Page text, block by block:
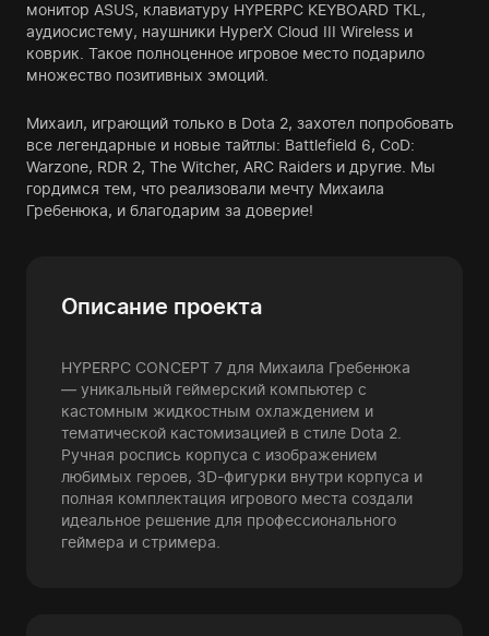
монитор ASUS, клавиатуру HYPERPC KEYBOARD TKL,
аудиосистему, наушники HyperX Cloud III Wireless и
коврик. Такое полноценное игровое место подарило
множество позитивных эмоций.
Михаил, играющий только в Dota 2, захотел попробовать
все легендарные и новые тайтлы: Battlefield 6, CoD:
Warzone, RDR 2, The Witcher, ARC Raiders и другие. Мы
гордимся тем, что реализовали мечту Михаила
Гребенюка, и благодарим за доверие!
Описание проекта
HYPERPC CONCEPT 7 для Михаила Гребенюка
— уникальный геймерский компьютер с
кастомным жидкостным охлаждением и
тематической кастомизацией в стиле Dota 2.
Ручная роспись корпуса с изображением
любимых героев, 3D-фигурки внутри корпуса и
полная комплектация игрового места создали
идеальное решение для профессионального
геймера и стримера.